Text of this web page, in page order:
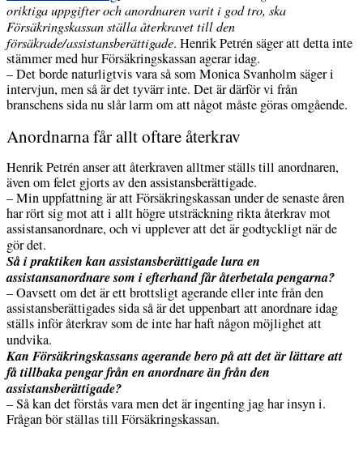
oriktiga uppgifter och anordnaren varit i god tro, ska
Försäkringskassan ställa återkravet till den
försäkrade/assistansberättigade. Henrik Petrén säger att detta inte
stämmer med hur Försäkringskassan agerar idag.
– Det borde naturligtvis vara så som Monica Svanholm säger i
intervjun, men så är det tyvärr inte. Det är därför vi från
branschens sida nu slår larm om att något måste göras omgående.
Anordnarna får allt oftare återkrav
Henrik Petrén anser att återkraven alltmer ställs till anordnaren,
även om felet gjorts av den assistansberättigade.
– Min uppfattning är att Försäkringskassan under de senaste åren
har rört sig mot att i allt högre utsträckning rikta återkrav mot
assistansanordnare, och vi upplever att det är godtyckligt när de
gör det.
Så i praktiken kan assistansberättigade lura en
assistansanordnare som i efterhand får återbetala pengarna?
– Oavsett om det är ett brottsligt agerande eller inte från den
assistansberättigades sida så är det uppenbart att anordnare idag
ställs inför återkrav som de inte har haft någon möjlighet att
undvika.
Kan Försäkringskassans agerande bero på att det är lättare att
få tillbaka pengar från en anordnare än från den
assistansberättigade?
– Så kan det förstås vara men det är ingenting jag har insyn i.
Frågan bör ställas till Försäkringskassan.